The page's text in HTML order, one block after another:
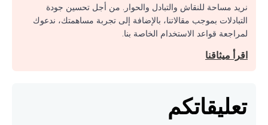
نريد مساحة للنقاش والتبادل والحوار. من أجل تحسين جودة
التبادلات بموجب مقالاتنا، بالإضافة إلى تجربة مساهمتك، ندعوك
لمراجعة قواعد الاستخدام الخاصة بنا.
اقرأ ميثاقنا
تعليقاتكم